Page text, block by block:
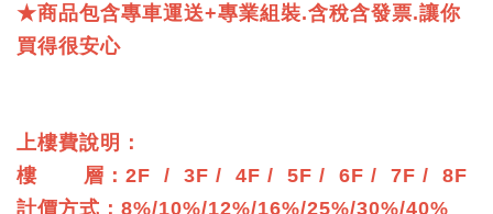
★商品包含專車運送+專業組裝.含稅含發票.讓你
買得很安心
上樓費說明：
樓 層：2F / 3F / 4F / 5F / 6F / 7F / 8F
計價方式：8%/10%/12%/16%/25%/30%/40%